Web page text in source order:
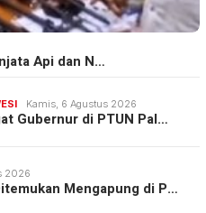
Api dan N…
Kamis, 6 Agustus 2026
Gubernur di PTUN Pal…
2026
Mengapung di P…